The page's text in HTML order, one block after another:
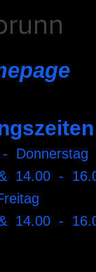
Donnerstag
14.00 -
14.00 -